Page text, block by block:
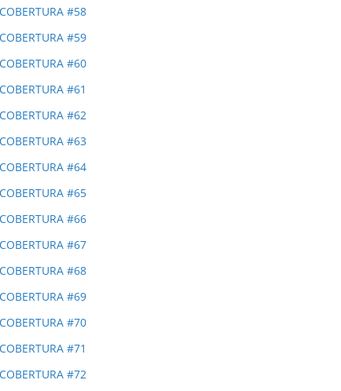
COBERTURA #58
COBERTURA #59
COBERTURA #60
COBERTURA #61
COBERTURA #62
COBERTURA #63
COBERTURA #64
COBERTURA #65
COBERTURA #66
COBERTURA #67
COBERTURA #68
COBERTURA #69
COBERTURA #70
COBERTURA #71
COBERTURA #72